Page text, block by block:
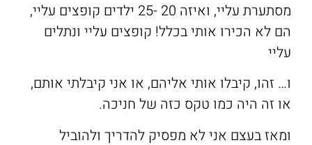
מסתערת עליי, ואיזה 20 -25 ילדים קופצים עליי,
הם לא הכירו אותי בכלל! קופצים עליי ונתלים
עליי
ו… זהו, קיבלו אותי אליהם, או אני קיבלתי אותם,
או זה היה כמו טקס כזה של חניכה.
ומאז בעצם אני לא מפסיק להדריך ולהוביל